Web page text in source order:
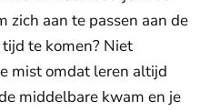
zich aan te passen aan de
te komen? Niet
mist omdat leren altijd
middelbare kwam en je